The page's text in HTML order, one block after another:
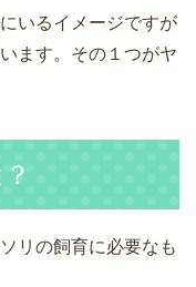
いるイメージですが
ます。その１つがヤ
リの飼育に必要なも